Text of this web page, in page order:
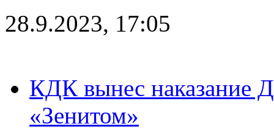
28.9.2023, 17:05
КДК вынес наказание
«Зенитом»